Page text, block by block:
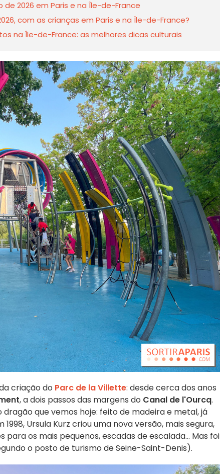
2026 em Paris e na Île-de-France
com as crianças em Paris e na Île-de-France?
na Île-de-France: as melhores dicas culturais
criação do Parc de la Villette: desde cerca dos anos
, a dois passos das margens do Canal de l'Ourcq.
que vemos hoje: feito de madeira e metal, já
Ursula Kurz criou uma nova versão, mais segura,
os mais pequenos, escadas de escalada... Mas foi
o posto de turismo de Seine-Saint-Denis).